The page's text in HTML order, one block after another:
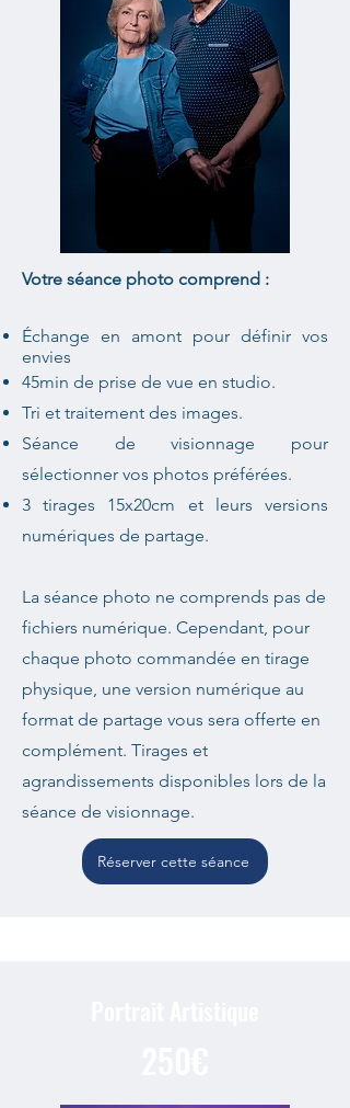
Votre séance photo comprend :
Échange en amont pour définir vos
envies​
45min de prise de vue en studio.
Tri et traitement des images.
Séance de visionnage pour
sélectionner vos photos préférées.
3 tirages 15x20cm et leurs versions
numériques de partage.
La séance photo ne comprends pas de
fichiers numérique. Cependant, pour
chaque photo commandée en tirage
physique, une version numérique au
format de partage vous sera offerte en
complément. Tirages et
agrandissements disponibles lors de la
séance de visionnage.
Réserver cette séance